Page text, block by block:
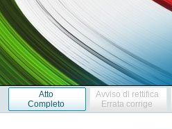
Atto
Completo
Avviso di rettifica
Errata corrige